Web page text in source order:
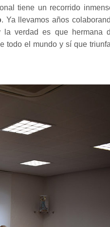
tiene un recorrido
. Ya llevamos años
la verdad es que hermana
todo el mundo y sí que